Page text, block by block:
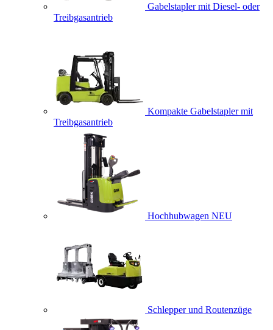
Gabelstapler mit Diesel- oder
Treibgasantrieb
Kompakte Gabelstapler mit
Treibgasantrieb
Hochhubwagen NEU
Schlepper und Routenzüge